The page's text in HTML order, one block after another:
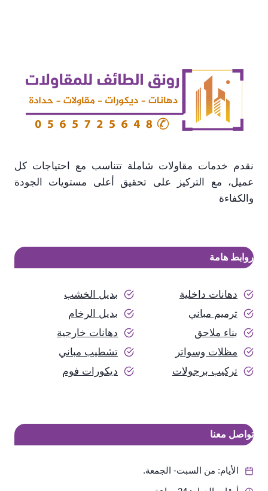
نقدم خدمات مقاولات شاملة تتناسب مع احتياجات كل
عميل، مع التركيز على تحقيق أعلى مستويات الجودة
والكفاءة
روابط هامة
دهانات داخلية
بديل الخشب
ترميم مباني
بديل الرخام
بناء ملاحق
دهانات خارجية
مظلات وسواتر
تشطيب مباني
تركيب برجولات
ديكورات فوم
تواصل معنا
الأيام: من السبت- الجمعة.